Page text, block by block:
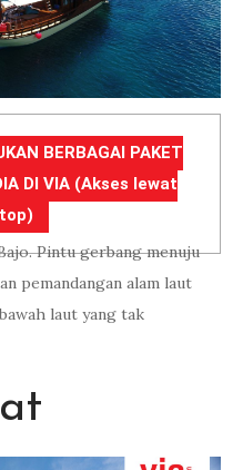
BERBAGAI PAKET
DI VIA (Akses lewat
Pintu gerbang menuju
pemandangan alam laut
laut yang tak